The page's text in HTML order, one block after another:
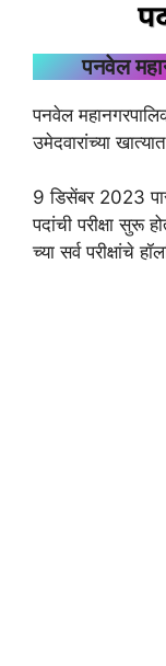
पनवेल
पनवेल
उमेदवारांच्या
9 डिसेंबर 2023
पदांची परीक्षा सुरू
च्या सर्व परीक्षांचे